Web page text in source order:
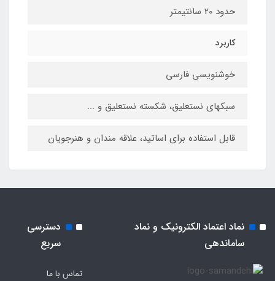
حدود 20 سانتیمتر
کاربرد
خوشنویسی فارسی
سبکهای نستعلیق، شکسته نستعلیق و ...
قابل استفاده برای اساتید، علاقه‏ مندان و هنرجویان
نماد اعتماد الکترونیک و نماد
ساماندهی
دسترسی
سریع
تماس با ما